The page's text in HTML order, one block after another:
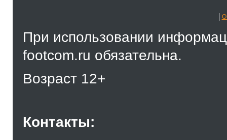
О
При использовании
footcom.ru обязательна.
Возраст 12+
Контакты: